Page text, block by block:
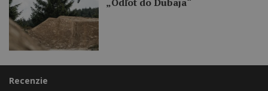
„Odľot do Dubaja“
Recenzie